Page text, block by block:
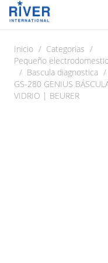
Inicio / Categorias /
Pequeño
/ Bascula diagnostica /
GS-280 GENIUS
VIDRIO | BEURER